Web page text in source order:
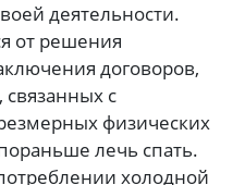
деятельности.
от решения
договоров,
с
физических
лечь спать.
холодной